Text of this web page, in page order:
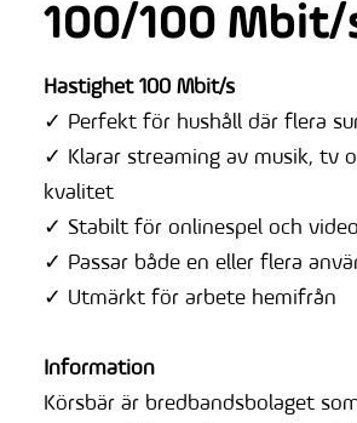
100/100 Mbit/
Hastighet 100 Mbit/s
✓ Perfekt för hushåll där flera
✓ Klarar streaming av musik, tv
kvalitet
✓ Stabilt för onlinespel och
✓ Passar både en eller flera
✓ Utmärkt för arbete hemifrån
Information
Körsbär är bredbandsbolaget